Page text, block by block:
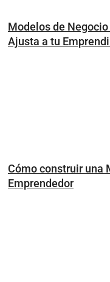
Modelos de
Ajusta a tu
Cómo construir una
Emprendedor